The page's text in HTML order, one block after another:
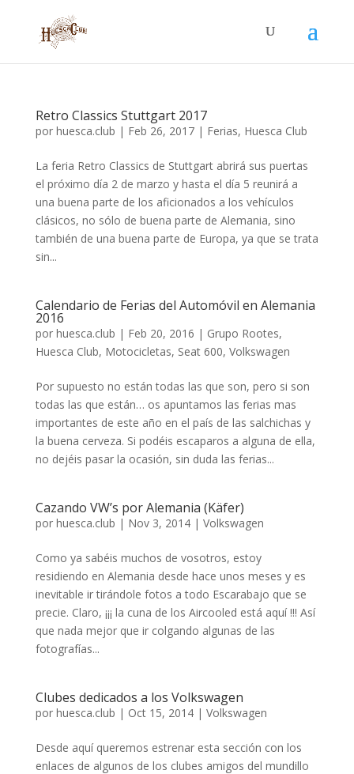
Retro Classics Stuttgart 2017
por huesca.club | Feb 26, 2017| Ferias, Huesca Club
La feria Retro Classics de Stuttgart abrirá sus puertas
el próximo día 2 de marzo y hasta el día 5 reunirá a
una buena parte de los aficionados a los vehículos
clásicos, no sólo de buena parte de Alemania, sino
también de una buena parte de Europa, ya que se trata
sin...
Calendario de Ferias del Automóvil en Alemania
2016
por huesca.club | Feb 20, 2016 | Grupo Rootes,
Huesca Club, Motocicletas, Seat 600, Volkswagen
Por supuesto no están todas las que son, pero si son
todas las que están… os apuntamos las ferias mas
importantes de este año en el país de las salchichas y
la buena cerveza. Si podéis escaparos a alguna de ella,
no dejéis pasar la ocasión, sin duda las ferias...
Cazando VW’s por Alemania (Käfer)
por huesca.club | Nov 3, 2014| Volkswagen
Como ya sabéis muchos de vosotros, estoy
residiendo en Alemania desde hace unos meses y es
inevitable ir tirándole fotos a todo Escarabajo que se
precie. Claro, ¡¡¡ la cuna de los Aircooled está aquí !!! Así
que nada mejor que ir colgando algunas de las
fotografías...
Clubes dedicados a los Volkswagen
por huesca.club | Oct 15, 2014| Volkswagen
Desde aquí queremos estrenar esta sección con los
enlaces de algunos de los clubes amigos del mundillo